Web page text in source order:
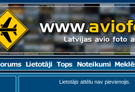
Lietotājs attēlu nav pievienojis.